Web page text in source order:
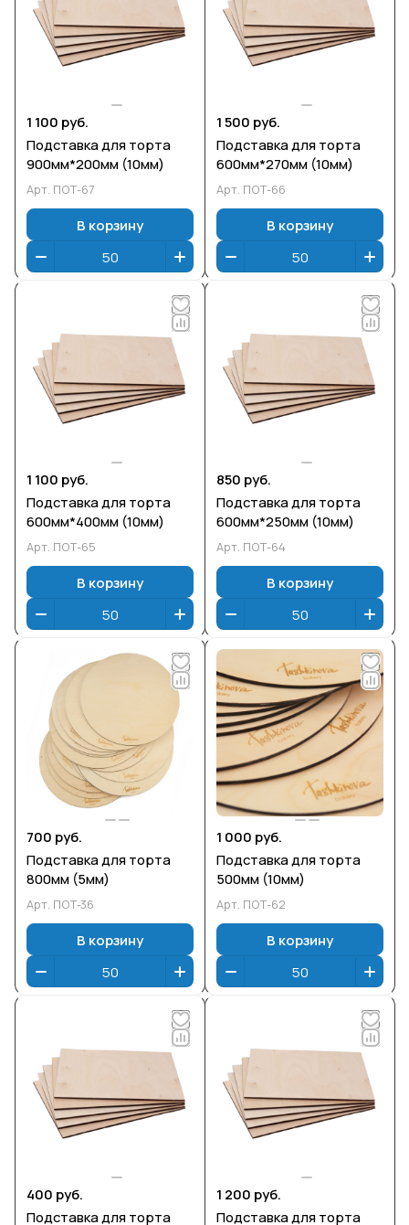
1 100 руб.
Подставка для торта
900мм*200мм (10мм)
Арт. ПОТ-67
В корзину
1 500 руб.
Подставка для торта
600мм*270мм (10мм)
Арт. ПОТ-66
В корзину
1 100 руб.
Подставка для торта
600мм*400мм (10мм)
Арт. ПОТ-65
В корзину
850 руб.
Подставка для торта
600мм*250мм (10мм)
Арт. ПОТ-64
В корзину
700 руб.
Подставка для торта
800мм (5мм)
Арт. ПОТ-36
В корзину
1 000 руб.
Подставка для торта
500мм (10мм)
Арт. ПОТ-62
В корзину
400 руб.
Подставка для торта
1 200 руб.
Подставка для торта